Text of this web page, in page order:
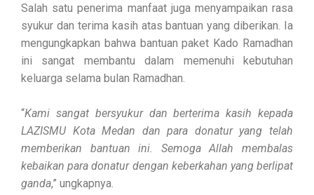
Salah satu penerima manfaat juga menyampaikan rasa
syukur dan terima kasih atas bantuan yang diberikan. Ia
mengungkapkan bahwa bantuan paket Kado Ramadhan
ini sangat membantu dalam memenuhi kebutuhan
keluarga selama bulan Ramadhan.
“Kami sangat bersyukur dan berterima kasih kepada
LAZISMU Kota Medan dan para donatur yang telah
memberikan bantuan ini. Semoga Allah membalas
kebaikan para donatur dengan keberkahan yang berlipat
ganda,” ungkapnya.